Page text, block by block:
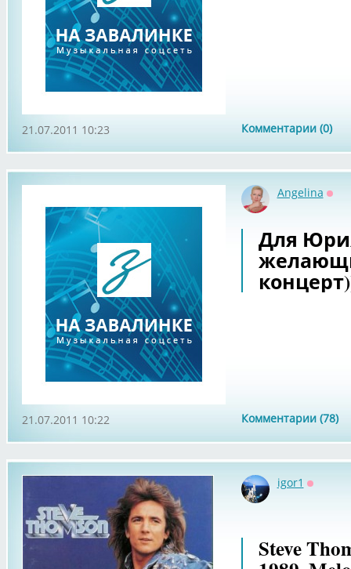
Комментарии (0)
21.07.2011 10:23
Angelina
Для
Комментарии (78)
21.07.2011 10:22
igor1
Steve